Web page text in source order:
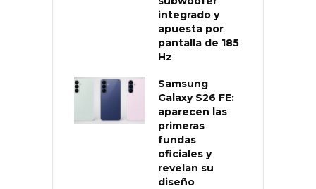
integrado y
apuesta por
pantalla de 185
Hz
Samsung
Galaxy S26 FE:
aparecen las
primeras
fundas
oficiales y
revelan su
diseño